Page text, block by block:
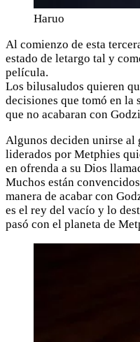
Haruo
Al comienzo de esta
estado de letargo tal y
película.
Los bilusaludos quieren
decisiones que tomó en la
que no acabaran con
Algunos deciden unirse
liderados por Metphies
en ofrenda a su Dios
Muchos están
manera de acabar con
es el rey del vacío y lo
pasó con el planeta de